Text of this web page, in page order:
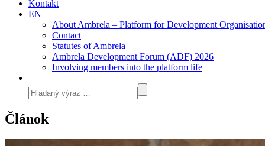
Kontakt
EN
About Ambrela – Platform for Development
Contact
Statutes of Ambrela
Ambrela Development Forum (ADF) 2026
Involving members into the platform life
Článok